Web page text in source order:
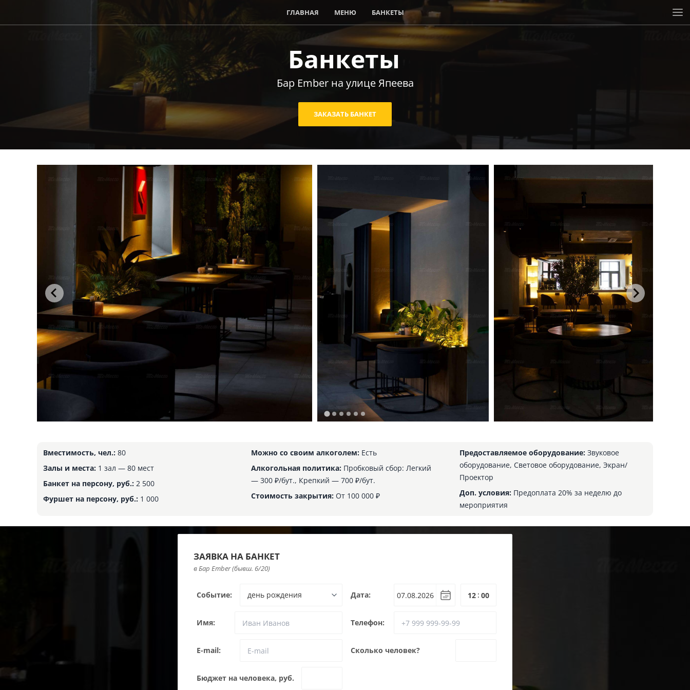
ГЛАВНАЯ МЕНЮ БАНКЕТЫ
Банкеты
Бар Ember на улице Япеева
ЗАКАЗАТЬ БАНКЕТ
Вместимость, чел.: 80
Залы и места: 1 зал — 80 мест
Банкет на персону, руб.: 2 500
Фуршет на персону, руб.: 1 000
Можно со своим алкоголем: Есть
Алкогольная политика: Пробковый сбор: Легкий
— 300 ₽/бут., Крепкий — 700 ₽/бут.
Стоимость закрытия: От 100 000 ₽
Предоставляемое оборудование:Звуковое
оборудование, Световое оборудование, Экран/
Проектор
Доп. условия:Предоплата 20% за неделю до
мероприятия
ЗАЯВКА НА БАНКЕТ
в Бар Ember (бывш. 6/20)
Событие: Дата: :
Имя: Телефон:
E-mail: Сколько человек?
Бюджет на человека, руб.